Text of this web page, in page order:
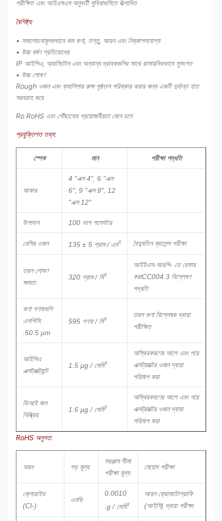
পরীক্ষিত এবং আইএসএস অনুবর্তী সুবিধাগুলিতে উত্পাদিত
বৈশিষ্ট্য:
• সমালোচনামূলকভাবে কম কণা, তন্তু, আয়ন এবং নিষ্কাশনযোগ্য
• উচ্চ ঘর্ষণ প্রতিরোধের
IP আইপিএ, অ্যাসিটোন এবং অন্যান্য দ্রাবকগুলির সাথে রাসায়নিকভাবে সুসংগত
• উচ্চ শোষণ
Rough ওজন এবং ক্যালিপার রুক্ষ পৃষ্ঠতল পরিষ্কার করার জন্য একটি দুর্দান্ত হাত
সরবরাহ করে
Ro RoHS এবং পৌঁছানোর প্রয়োজনীয়তা মেনে চলে
প্রযুক্তিগত তথ্য:
স্পেক মান পরীক্ষা পদ্ধতি
আকার
4 "এক্স 4", 6 "এক্স
6", 9 "এক্স 9", 12
"এক্স 12"
উপাদান 100 ভাগ পলেস্টার
বেসির ওজন 135 ± 5 গ্রাম / এমঘ বৈদ্যুতিন ব্যালেন্স পরীক্ষা
তরল শোষণ
ক্ষমতা
320 গ্রাম / মিঘ
আইইএস-আরপি- তে রেফার
করাCC004.3 বিশ্লেষণ
পদ্ধতি
কণা গণনাগুলি
এলপিসি:
.50.5 µm
595 গণনা / মিঘ
তরল কণা বিশ্লেষক দ্বারা
পরীক্ষিত
আইপিএ
এক্সট্রাক্ট্যান্ট
1.5 µg / সেমিঘ
অস্থিরকরণের আগে এবং পরে
এক্সট্রাক্টের ওজন দ্বারা
পরিমাপ করা
ডিআই জল
নিষ্ক্রিয়
1.6 µg / সেমিঘ
অস্থিরকরণের আগে এবং পরে
এক্সট্রাক্টের ওজন দ্বারা
পরিমাপ করা
RoHS অনুগত:
অয়ন গড় মূল্য
সরঞ্জাম সীমা
পরীক্ষা মূল্য
মেহোদ পরীক্ষা
ক্লোরাইড
(Cl-)
এনডি
0.0010
.g / সেমিঘ
আয়ন ক্রোমাটোগ্রাফি
(আইসি) দ্বারা পরীক্ষা